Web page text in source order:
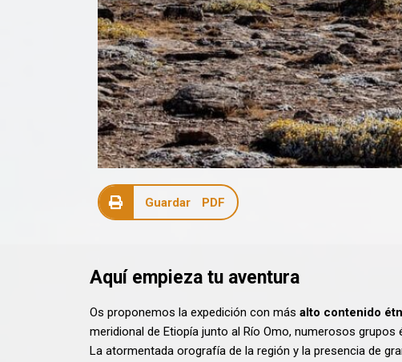
Guardar PDF
Aquí empieza tu aventura
Os proponemos la expedición con más alto contenido
meridional de Etiopía junto al Río Omo, numerosos grupos
La atormentada orografía de la región y la presencia de